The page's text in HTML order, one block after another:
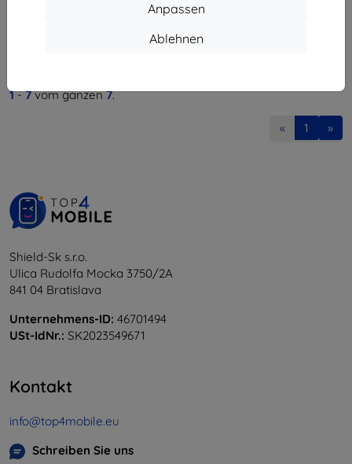
Anpassen
Ablehnen
1-7vom ganzen7.
« 1 »
Shield-Sk s.r.o.
Ulica Rudolfa Mocka 3750/2A
841 04 Bratislava
Unternehmens-ID: 46701494
USt-IdNr.: SK2023549671
Kontakt
info@top4mobile.eu
Schreiben Sie uns